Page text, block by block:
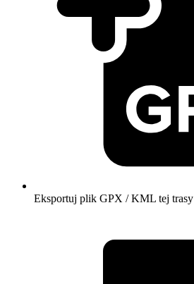
Eksportuj plik GPX / KML tej trasy